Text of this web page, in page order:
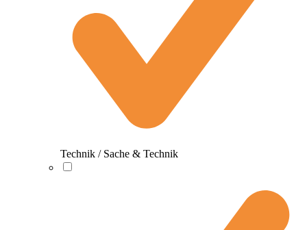
Technik / Sache & Technik